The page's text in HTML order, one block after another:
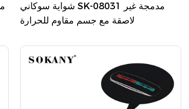
شواية سوكاني SK-08031 مدمجة غير
لاصقة مع جسم مقاوم للحرارة